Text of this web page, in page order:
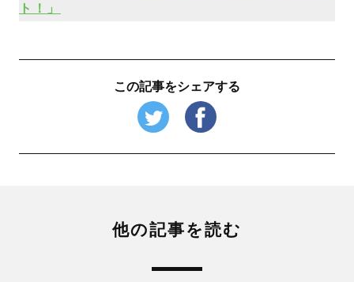
ト！」
この記事をシェアする
他の記事を読む